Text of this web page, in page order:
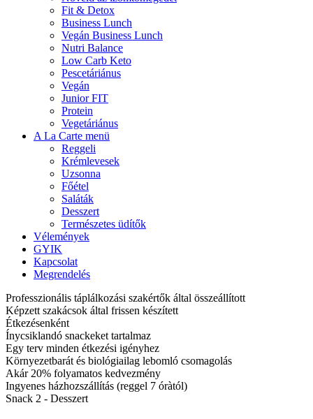
Fit & Detox
Business Lunch
Vegán Business Lunch
Nutri Balance
Low Carb Keto
Pescetáriánus
Vegán
Junior FIT
Protein
Vegetáriánus
A La Carte menü
Reggeli
Krémlevesek
Uzsonna
Főétel
Saláták
Desszert
Természetes üdítők
Vélemények
GYIK
Kapcsolat
Megrendelés
Professzionális táplálkozási szakértők által összeállított
Képzett szakácsok által frissen készített
Étkezésenként
Ínycsiklandó snackeket tartalmaz
Egy terv minden étkezési igényhez
Környezetbarát és biológiailag lebomló csomagolás
Akár 20% folyamatos kedvezmény
Ingyenes házhozszállítás (reggel 7 óràtól)
Snack 2 - Desszert